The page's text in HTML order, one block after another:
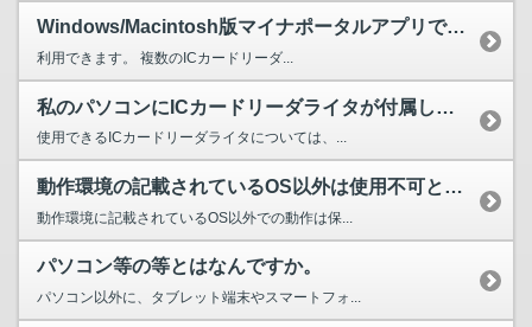
Windows/Macintosh版マイナポータルアプリで、複数のICカードリーダライタを同時...
利用できます。 複数のICカードリーダ...
私のパソコンにICカードリーダライタが付属していますが、Windows/Macintosh版マ...
使用できるICカードリーダライタについては、...
動作環境の記載されているOS以外は使用不可ということでしょうか。それとも推奨する環境ではないた...
動作環境に記載されているOS以外での動作は保...
パソコン等の等とはなんですか。
パソコン以外に、タブレット端末やスマートフォ...